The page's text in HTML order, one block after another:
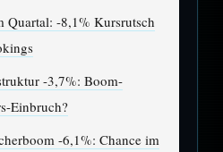
Quartal: -8,1% Kursrutsch
-3,7%: Boom-
Einbruch?
-6,1%: Chance im